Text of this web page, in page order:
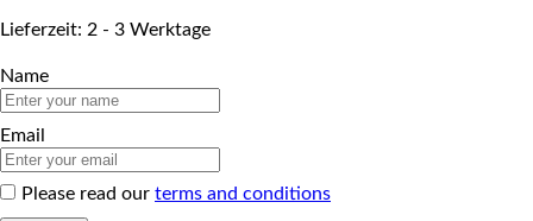
Lieferzeit: 2 - 3 Werktage
Name
Email
Please read our terms and conditions